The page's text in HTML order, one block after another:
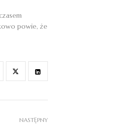
powie, że
NASTĘPNY